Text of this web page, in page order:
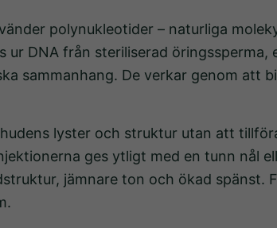
polynukleotider – naturliga
ur DNA från steriliserad
sammanhang. De verkar genom att
lyster och struktur utan att
ges ytligt med en tunn nål
jämnare ton och ökad spänst.